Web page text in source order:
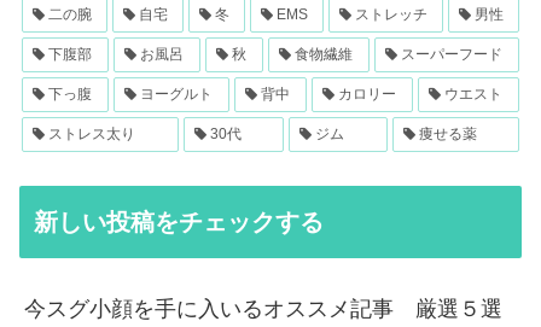
二の腕 自宅 冬 EMS ストレッチ 男性
下腹部 お風呂 秋 食物繊維 スーパーフード
下っ腹 ヨーグルト 背中 カロリー ウエスト
ストレス太り 30代 ジム 痩せる薬
新しい投稿をチェックする
今スグ小顔を手に入いるオススメ記事 厳選５選